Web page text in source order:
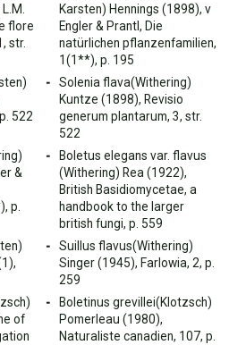
flore
str.
Karsten) Hennings (1898), v
Engler & Prantl, Die
natürlichen pflanzenfamilien,
1(1**), p. 195
522
Solenia flava(Withering)
Kuntze (1898), Revisio
generum plantarum, 3, str.
522
&
p.
Boletus elegans var. flavus
(Withering) Rea (1922),
British Basidiomycetae, a
handbook to the larger
british fungi, p. 559
Suillus flavus(Withering)
Singer (1945), Farlowia, 2, p.
259
of
Boletinus grevillei(Klotzsch)
Pomerleau (1980),
Naturaliste canadien, 107, p.